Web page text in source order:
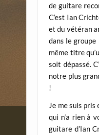
de guitare
C’est Ian
et du vétéran
dans le
même titre
soit dépassé.
notre plus
!
Je me suis pris
qui n’a rien à
guitare d’Ian